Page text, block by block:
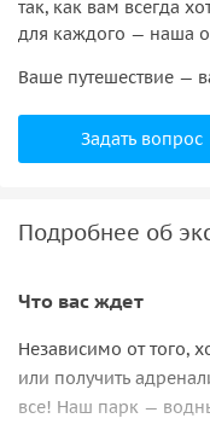
так, как вам всегда
для каждого — наша
Ваше путешествие —
Задать вопрос
Подробнее об
Что вас ждет
Независимо от того,
или получить
все! Наш парк —